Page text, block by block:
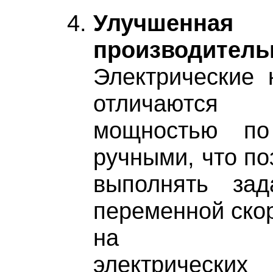
Улучшенная
Электрические
мощностью
ручными, что
выполнять
переменной
на